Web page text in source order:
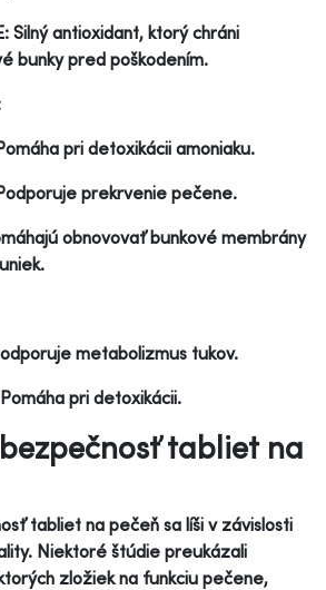
Silný antioxidant, ktorý chráni
bunky pred poškodením.
pri detoxikácii amoniaku.
prekrvenie pečene.
obnovovať bunkové membrány
metabolizmus tukov.
pri detoxikácii.
tabliet na
tabliet na pečeň sa líši v závislosti
Niektoré štúdie preukázali
zložiek na funkciu pečene,